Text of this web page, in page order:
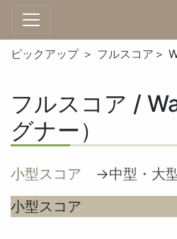
ピックアップ ＞ フルスコア ＞
フルスコア /
グナー）
小型スコア →中型・大
小型スコア